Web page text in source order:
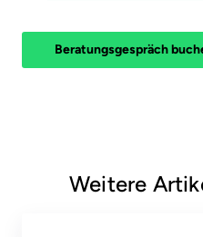
Beratungsgespräch
Weitere